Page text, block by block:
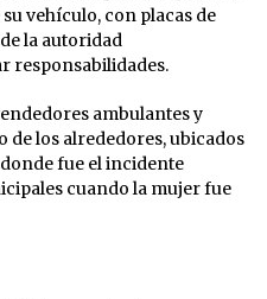
vehículo, con placas de
la autoridad
responsabilidades.
ambulantes y
de los alrededores, ubicados
fue el incidente
cuando la mujer fue